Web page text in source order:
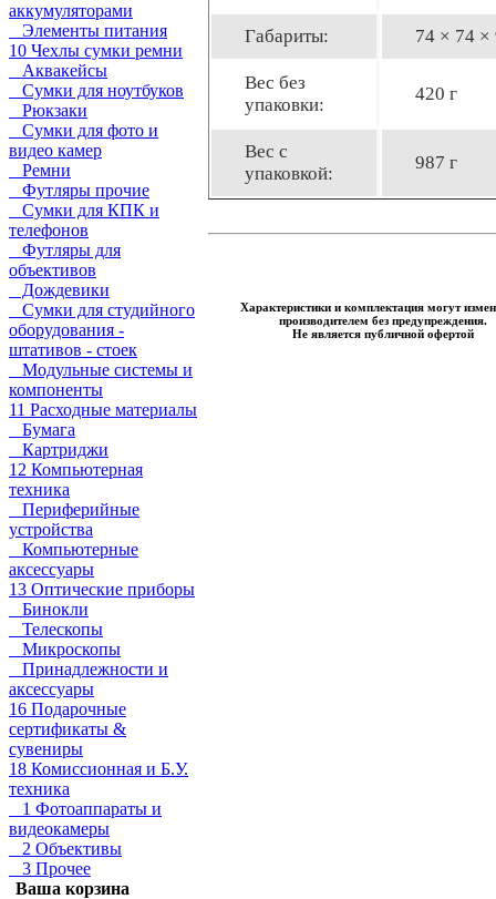
аккумуляторами
Элементы питания
10 Чехлы сумки ремни
Аквакейсы
Сумки для ноутбуков
Рюкзаки
Сумки для фото и
видео камер
Ремни
Футляры прочие
Сумки для КПК и
телефонов
Футляры для
объективов
Дождевики
Сумки для студийного
оборудования -
штативов - стоек
Модульные системы и
компоненты
11 Расходные материалы
Бумага
Картриджи
12 Компьютерная
техника
Периферийные
устройства
Компьютерные
аксессуары
13 Оптические приборы
Бинокли
Телескопы
Микроскопы
Принадлежности и
аксессуары
16 Подарочные
сертификаты &
сувениры
18 Комиссионная и Б.У.
техника
1 Фотоаппараты и
видеокамеры
2 Объективы
3 Прочее
Ваша корзина
Габариты: 74 × 74
Вес без
упаковки:
420 г
Вес с
упаковкой:
987 г
Характеристики и комплектация могут
производителем без предупреждения.
Не является публичной офертой